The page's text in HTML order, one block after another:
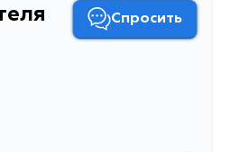
Спросить